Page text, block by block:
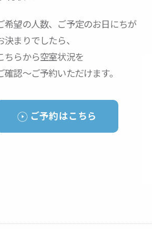
希望の人数、
ご予定のお日にちが
決まりでしたら、
ちらから空室状況を
確認〜ご予約いただけます。
ご予約はこちら